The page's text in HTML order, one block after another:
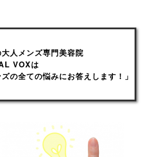
人メンズ専門美容院
VOXは
の全ての悩みにお答えします！」